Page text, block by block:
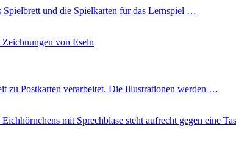
und die Spielkarten für das Lernspiel …
zu Postkarten verarbeitet. Die Illustrationen werden …